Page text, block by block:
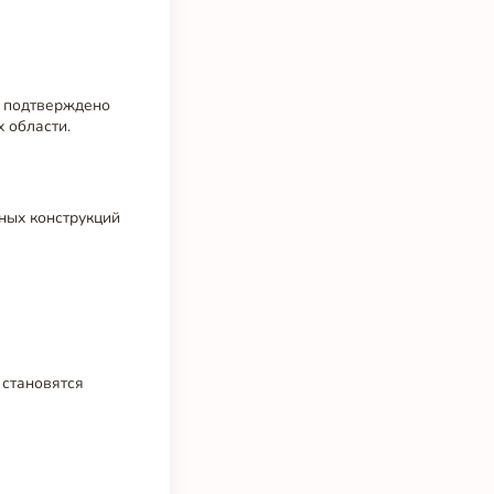
подтверждено
области.
конструкций